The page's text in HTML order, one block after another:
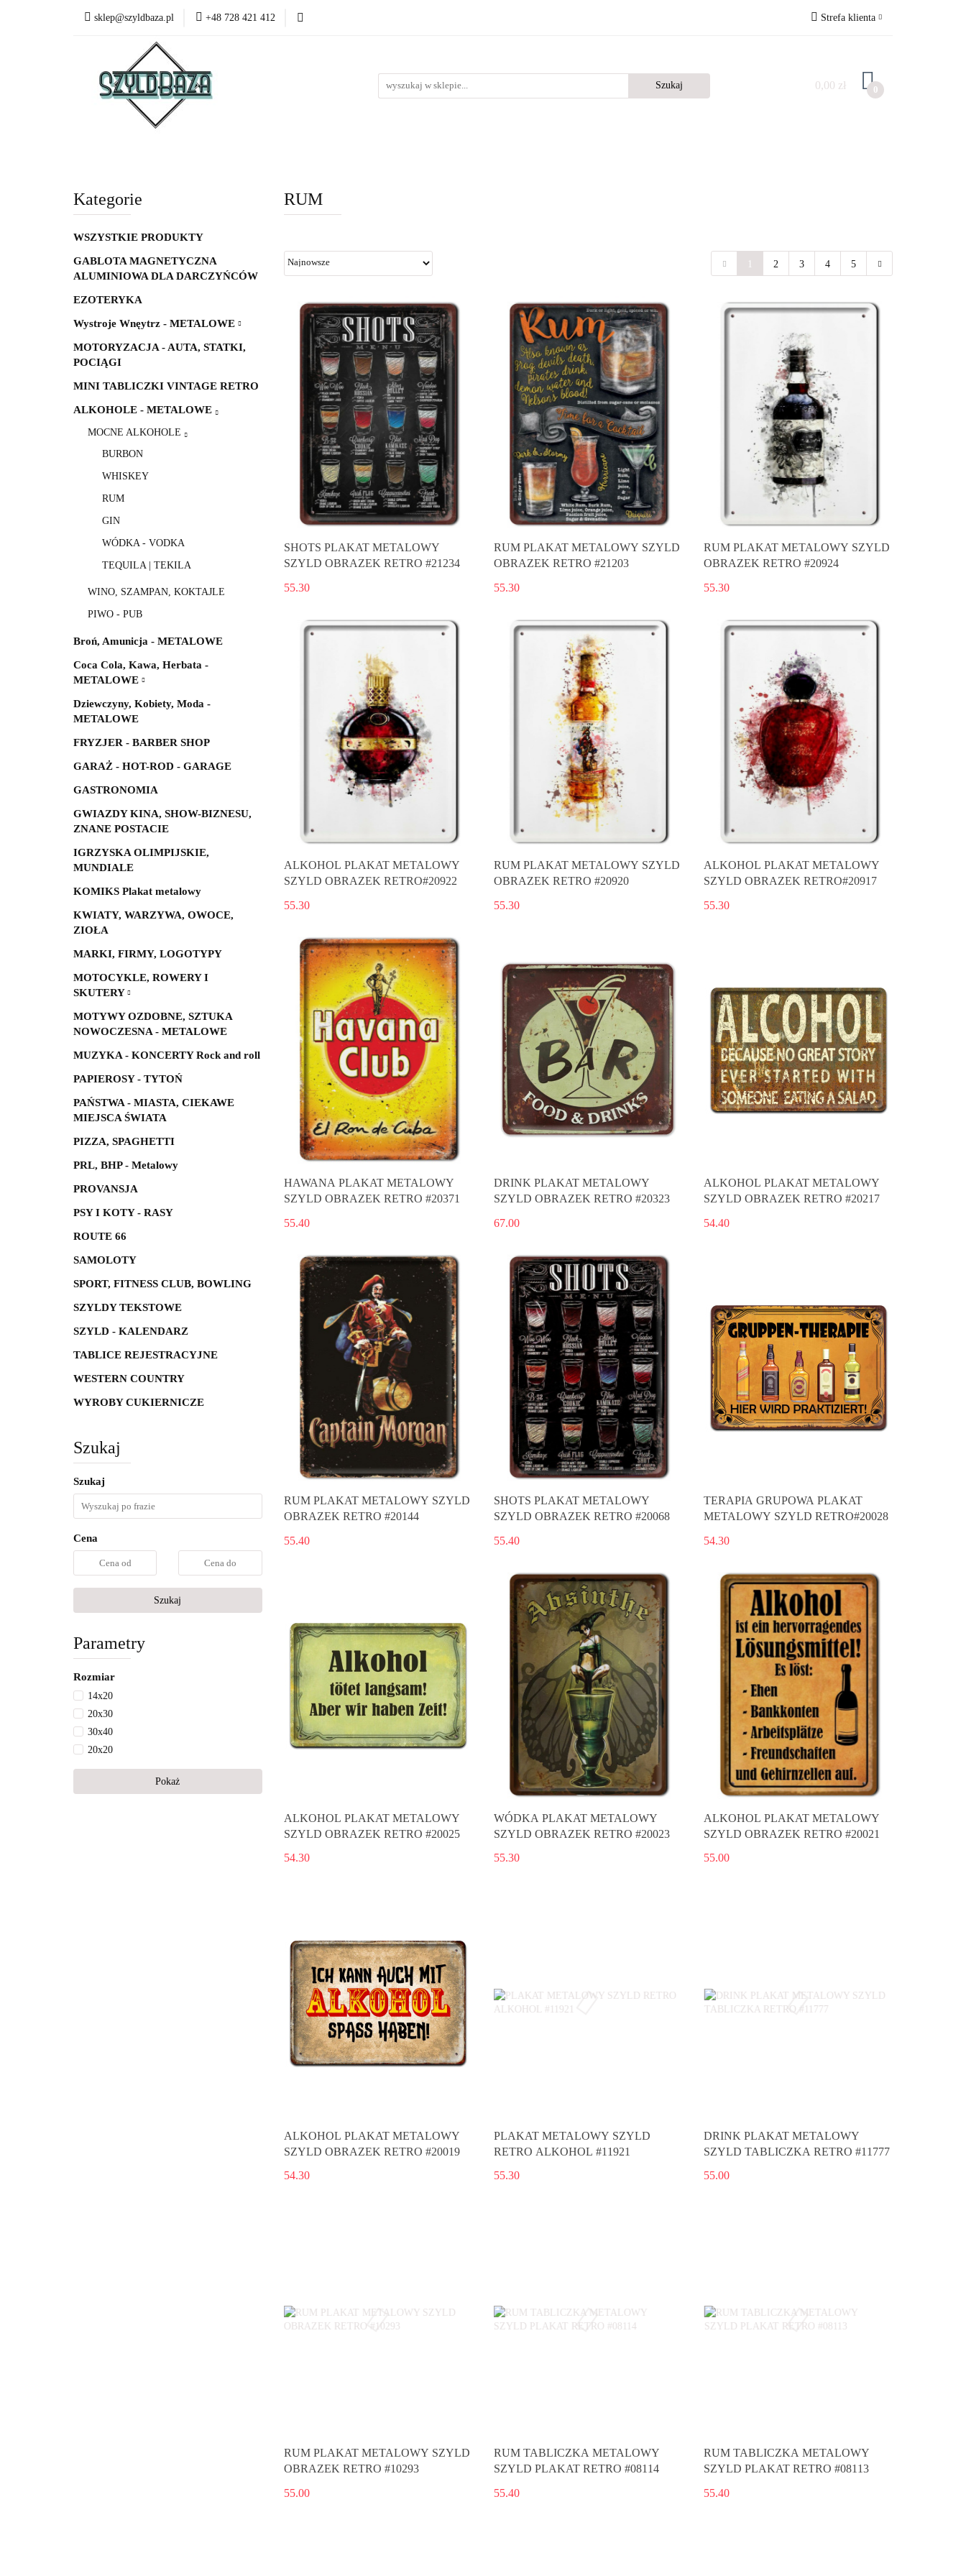
sklep@szyldbaza.pl +48 728 421 412 Strefa klienta
Dodaj zgłoszenie
0,00 zł 0
Kategorie
WSZYSTKIE PRODUKTY
GABLOTA MAGNETYCZNA
ALUMINIOWA DLA DARCZYŃCÓW
EZOTERYKA
Wystroje Wnęytrz - METALOWE
MOTORYZACJA - AUTA, STATKI,
POCIĄGI
MINI TABLICZKI VINTAGE RETRO
ALKOHOLE - METALOWE
MOCNE ALKOHOLE
BURBON
WHISKEY
RUM
GIN
WÓDKA - VODKA
TEQUILA | TEKILA
WINO, SZAMPAN, KOKTAJLE
PIWO - PUB
Broń, Amunicja - METALOWE
Coca Cola, Kawa, Herbata -
METALOWE
Dziewczyny, Kobiety, Moda -
METALOWE
FRYZJER - BARBER SHOP
GARAŻ - HOT-ROD - GARAGE
GASTRONOMIA
GWIAZDY KINA, SHOW-BIZNESU,
ZNANE POSTACIE
IGRZYSKA OLIMPIJSKIE,
MUNDIALE
KOMIKS Plakat metalowy
KWIATY, WARZYWA, OWOCE,
ZIOŁA
MARKI, FIRMY, LOGOTYPY
MOTOCYKLE, ROWERY I
SKUTERY
MOTYWY OZDOBNE, SZTUKA
NOWOCZESNA - METALOWE
MUZYKA - KONCERTY Rock and roll
PAPIEROSY - TYTOŃ
PAŃSTWA - MIASTA, CIEKAWE
MIEJSCA ŚWIATA
PIZZA, SPAGHETTI
PRL, BHP - Metalowy
PROVANSJA
PSY I KOTY - RASY
ROUTE 66
SAMOLOTY
SPORT, FITNESS CLUB, BOWLING
SZYLDY TEKSTOWE
SZYLD - KALENDARZ
TABLICE REJESTRACYJNE
WESTERN COUNTRY
WYROBY CUKIERNICZE
Szukaj
Szukaj
Cena
Szukaj
Parametry
Rozmiar
14x20
20x30
30x40
20x20
Pokaż
RUM
2 3 4 5
SHOTS PLAKAT METALOWY
SZYLD OBRAZEK RETRO #21234
55.30
RUM PLAKAT METALOWY SZYLD
OBRAZEK RETRO #21203
55.30
RUM PLAKAT METALOWY SZYLD
OBRAZEK RETRO #20924
55.30
ALKOHOL PLAKAT METALOWY
SZYLD OBRAZEK RETRO#20922
55.30
RUM PLAKAT METALOWY SZYLD
OBRAZEK RETRO #20920
55.30
ALKOHOL PLAKAT METALOWY
SZYLD OBRAZEK RETRO#20917
55.30
HAWANA PLAKAT METALOWY
SZYLD OBRAZEK RETRO #20371
55.40
DRINK PLAKAT METALOWY
SZYLD OBRAZEK RETRO #20323
67.00
ALKOHOL PLAKAT METALOWY
SZYLD OBRAZEK RETRO #20217
54.40
RUM PLAKAT METALOWY SZYLD
OBRAZEK RETRO #20144
55.40
SHOTS PLAKAT METALOWY
SZYLD OBRAZEK RETRO #20068
55.40
TERAPIA GRUPOWA PLAKAT
METALOWY SZYLD RETRO#20028
54.30
ALKOHOL PLAKAT METALOWY
SZYLD OBRAZEK RETRO #20025
54.30
WÓDKA PLAKAT METALOWY
SZYLD OBRAZEK RETRO #20023
55.30
ALKOHOL PLAKAT METALOWY
SZYLD OBRAZEK RETRO #20021
55.00
ALKOHOL PLAKAT METALOWY
SZYLD OBRAZEK RETRO #20019
54.30
PLAKAT METALOWY SZYLD
RETRO ALKOHOL #11921
55.30
DRINK PLAKAT METALOWY
SZYLD TABLICZKA RETRO #11777
55.00
RUM PLAKAT METALOWY SZYLD
OBRAZEK RETRO #10293
55.00
RUM TABLICZKA METALOWY
SZYLD PLAKAT RETRO #08114
55.40
RUM TABLICZKA METALOWY
SZYLD PLAKAT RETRO #08113
55.40